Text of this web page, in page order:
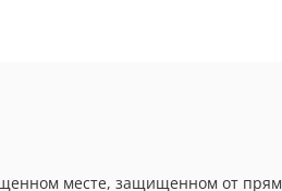
месте, защищенном от